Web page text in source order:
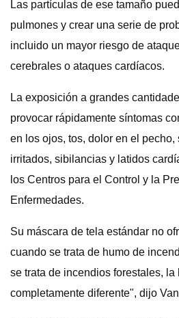
Las partículas de ese tamaño
pulmones y crear una serie de
incluido un mayor riesgo de
cerebrales o ataques cardíacos.
La exposición a grandes
provocar rápidamente síntomas
en los ojos, tos, dolor en el
irritados, sibilancias y latidos
los Centros para el Control y la
Enfermedades.
Su máscara de tela estándar no
cuando se trata de humo de
se trata de incendios forestales, la
completamente diferente", dijo